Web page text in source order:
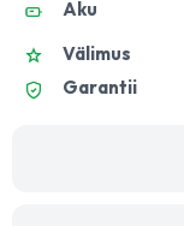
Aku
Välimus
Garantii